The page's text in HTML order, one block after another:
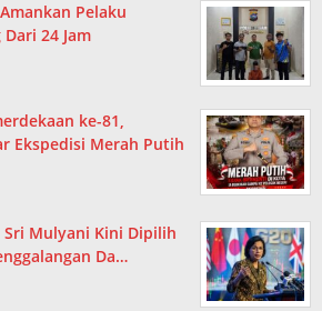
Pelaku
24 Jam
ke-81,
Ekspedisi Merah Putih
Sri Mulyani Kini Dipilih
Da…